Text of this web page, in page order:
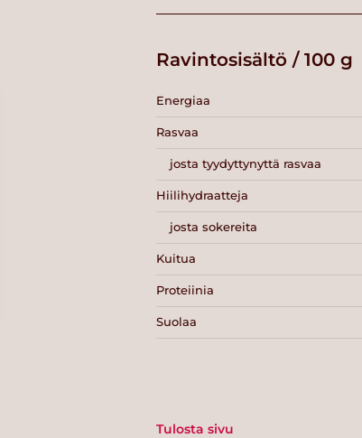
Ravintosisältö / 100 g
Energiaa
Rasvaa
josta tyydyttynyttä rasvaa
Hiilihydraatteja
josta sokereita
Kuitua
Proteiinia
Suolaa
Tulosta sivu